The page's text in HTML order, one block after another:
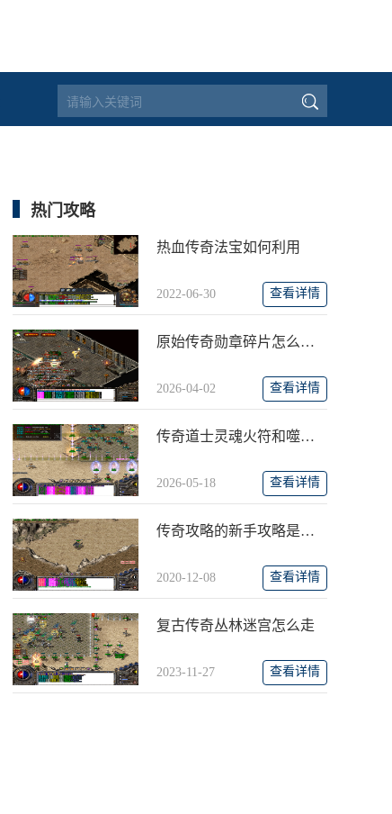
热门攻略
热血传奇法宝如何利用
2022-06-30 查看详情
原始传奇勋章碎片怎么合成勋章
2026-04-02 查看详情
传奇道士灵魂火符和噬血哪个好用
2026-05-18 查看详情
传奇攻略的新手攻略是什么？
2020-12-08 查看详情
复古传奇丛林迷宫怎么走
2023-11-27 查看详情